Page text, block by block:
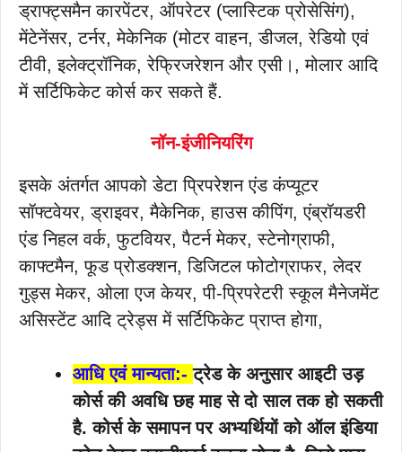
ड्राफ्ट्समैन कारपेंटर, ऑपरेटर (प्लास्टिक प्रोसेसिंग),
मेंटेनेंसर, टर्नर, मेकेनिक (मोटर वाहन, डीजल, रेडियो एवं
टीवी, इलेक्ट्रॉनिक, रेफ्रिजरेशन और एसी।, मोलार आदि
में सर्टिफिकेट कोर्स कर सकते हैं.
नॉन-इंजीनियरिंग
इसके अंतर्गत आपको डेटा प्रिपरेशन एंड कंप्यूटर
सॉफ्टवेयर, ड्राइवर, मैकेनिक, हाउस कीपिंग, एंब्रॉयडरी
एंड निहल वर्क, फुटवियर, पैटर्न मेकर, स्टेनोग्राफी,
काफ्टमैन, फूड प्रोडक्शन, डिजिटल फोटोग्राफर, लेदर
गुड्स मेकर, ओला एज केयर, पी-प्रिपरेटरी स्कूल मैनेजमेंट
असिस्टेंट आदि ट्रेड्स में सर्टिफिकेट प्राप्त होगा,
आधि एवं मान्यता:-ट्रेड के अनुसार आइटी उड़
कोर्स की अवधि छह माह से दो साल तक हो सकती
है. कोर्स के समापन पर अभ्यर्थियों को ऑल इंडिया